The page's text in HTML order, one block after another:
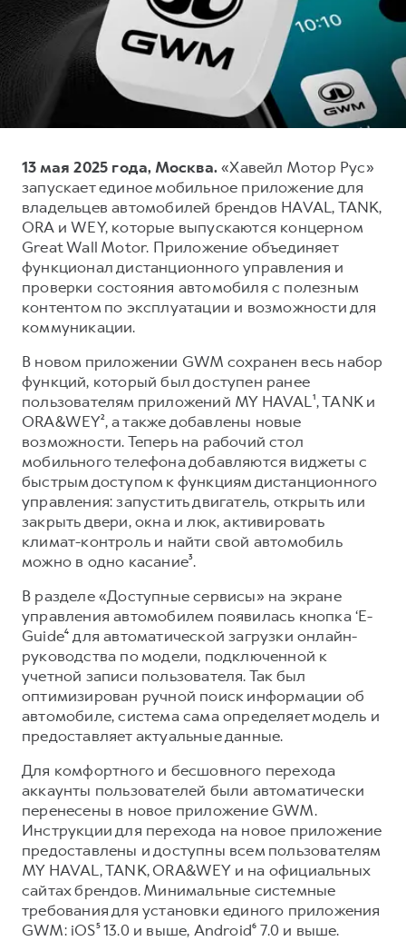
DARGO X
от 3 499 000 ₽
от 2 899 000 ₽
F7X
от 3 599 000 ₽
POER
от 3 449 000 ₽
Тест-драйв
Трейд-ин
КРЕДИТ И СТРАХОВАНИЕ
Страхование
Кредит
КОРПОРАТИВНЫМ КЛИЕНТАМ
Для малого бизнеса
Корпоративным клиентам
Крупным корпоративным клиентам
Система управления автопарком
Сервис для корпоративных клиентов
HAVAL Лизинг
АКСЕССУАРЫ HAVAL
Автомобильные аксессуары
Коллекция CITY
Коллекция Базовая
Коллекция Детская
СЕРВИСНОЕ ОБСЛУЖИВАНИЕ
Нулевое ТО
Программа «Помощь на дороге»
Регламенты технического обслуживания
GWM Безопасность
Гарантия HAVAL
Мобильное приложение GWM
Программа «HAVAL Защита+»
Руководства по эксплуатации
Подписки
АКСЕССУАРЫ HAVAL
Автомобильные аксессуары
Коллекция CITY
Коллекция Базовая
Коллекция Детская
ИНФОРМАЦИЯ О ДИЛЕРЕ
О дилере
Наша команда
13 мая 2025 года, Москва.«Хавейл Мотор Рус»
запускает единое мобильное приложение для
владельцев автомобилей брендов HAVAL, TANK,
ORA и WEY, которые выпускаются концерном
Great Wall Motor. Приложение объединяет
функционал дистанционного управления и
проверки состояния автомобиля с полезным
контентом по эксплуатации и возможности для
коммуникации.
В новом приложении GWM сохранен весь набор
функций, который был доступен ранее
пользователям приложений MY HAVAL¹, TANK и
ORA&WEY², а также добавлены новые
возможности. Теперь на рабочий стол
мобильного телефона добавляются виджеты с
быстрым доступом к функциям дистанционного
управления: запустить двигатель, открыть или
закрыть двери, окна и люк, активировать
климат-контроль и найти свой автомобиль
можно в одно касание³.
В разделе «Доступные сервисы» на экране
управления автомобилем появилась кнопка ‘E-
Guide⁴ для автоматической загрузки онлайн-
руководства по модели, подключенной к
учетной записи пользователя. Так был
оптимизирован ручной поиск информации об
автомобиле, система сама определяет модель и
предоставляет актуальные данные.
Для комфортного и бесшовного перехода
аккаунты пользователей были автоматически
перенесены в новое приложение GWM.
Инструкции для перехода на новое приложение
предоставлены и доступны всем пользователям
MY HAVAL, TANK, ORA&WEY и на официальных
сайтах брендов. Минимальные системные
требования для установки единого приложения
GWM: iOS⁵ 13.0 и выше, Android⁶ 7.0 и выше.​